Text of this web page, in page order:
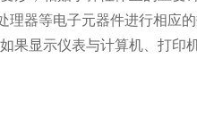
理器等电子元器件进行相应
果显示仪表与计算机、打印